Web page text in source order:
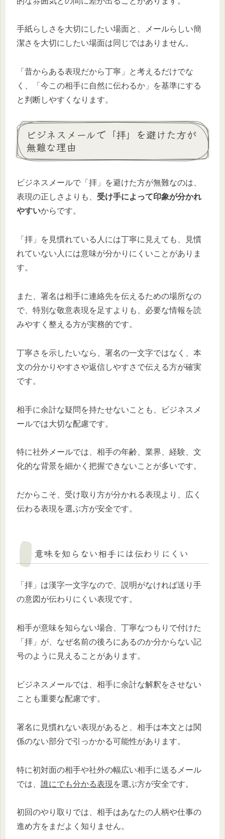
手紙らしさを大切にしたい場面と、メールらしい簡
潔さを大切にしたい場面は同じではありません。
「昔からある表現だから丁寧」と考えるだけでな
く、「今この相手に自然に伝わるか」を基準にする
と判断しやすくなります。
ビジネスメールで「拝」を避けた方が
無難な理由
ビジネスメールで「拝」を避けた方が無難なのは、
表現の正しさよりも、 受け手によって印象が分かれ
やすいからです。
「拝」を見慣れている人には丁寧に見えても、見慣
れていない人には意味が分かりにくいことがありま
す。
また、署名は相手に連絡先を伝えるための場所なの
で、特別な敬意表現を足すよりも、必要な情報を読
みやすく整える方が実務的です。
丁寧さを示したいなら、署名の一文字ではなく、本
文の分かりやすさや返信しやすさで伝える方が確実
です。
相手に余計な疑問を持たせないことも、ビジネスメ
ールでは大切な配慮です。
特に社外メールでは、相手の年齢、業界、経験、文
化的な背景を細かく把握できないことが多いです。
だからこそ、受け取り方が分かれる表現より、広く
伝わる表現を選ぶ方が安全です。
意味を知らない相手には伝わりにくい
「拝」は漢字一文字なので、説明がなければ送り手
の意図が伝わりにくい表現です。
相手が意味を知らない場合、丁寧なつもりで付けた
「拝」が、なぜ名前の後ろにあるのか分からない記
号のように見えることがあります。
ビジネスメールでは、相手に余計な解釈をさせない
ことも重要な配慮です。
署名に見慣れない表現があると、相手は本文とは関
係のない部分で引っかかる可能性があります。
特に初対面の相手や社外の幅広い相手に送るメール
では、 誰にでも分かる表現 を選ぶ方が安全です。
初回のやり取りでは、相手はあなたの人柄や仕事の
進め方をまだよく知りません。